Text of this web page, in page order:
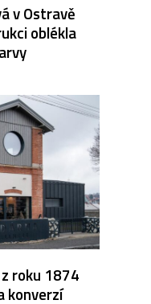
v Ostravě
oblékla
roku 1874
konverzí